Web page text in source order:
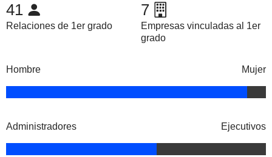
41
Relaciones de 1er grado
7
Empresas vinculadas al 1er
grado
Hombre Mujer
Administradores Ejecutivos